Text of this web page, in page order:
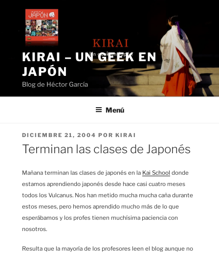
contenido
KIRAI – UN GEEK EN
JAPÓN
Blog de Héctor García
Menú
PUBLICADO
EL
DICIEMBRE 21, 2004 POR KIRAI
Terminan las clases de Japonés
Mañana terminan las clases de japonés en la Kai School donde
estamos aprendiendo japonés desde hace casi cuatro meses
todos los Vulcanus. Nos han metido mucha mucha caña durante
estos meses, pero hemos aprendido mucho más de lo que
esperábamos y los profes tienen muchísima paciencia con
nosotros.
Resulta que la mayoría de los profesores leen el blog aunque no